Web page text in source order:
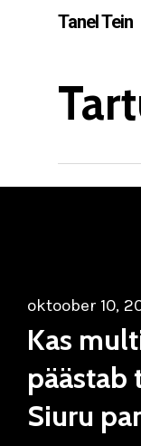
Tanel Tein
oktoober 10,
Kas
päästab
Siuru